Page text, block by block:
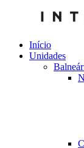
Início
Unidades